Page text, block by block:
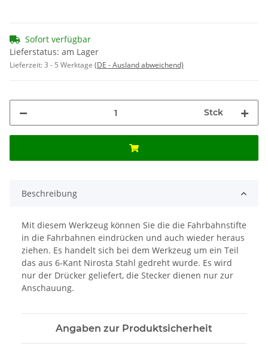
Sofort verfügbar
Lieferstatus: am Lager
Lieferzeit:3 - 5 Werktage (DE - Ausland abweichend)
Stck
Beschreibung
Mit diesem Werkzeug können Sie die die Fahrbahnstifte
in die Fahrbahnen eindrücken und auch wieder heraus
ziehen. Es handelt sich bei dem Werkzeug um ein Teil
das aus 6-Kant Nirosta Stahl gedreht wurde. Es wird
nur der Drücker geliefert, die Stecker dienen nur zur
Anschauung.
Angaben zur Produktsicherheit